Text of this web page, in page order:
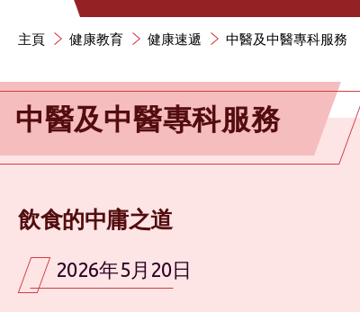
主頁 健康教育 健康速遞 中醫及中醫專科服務
中醫及中醫專科服務
飲食的中庸之道
2026年5月20日